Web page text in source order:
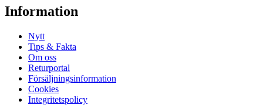
Information
Nytt
Tips & Fakta
Om oss
Returportal
Försäljningsinformation
Cookies
Integritetspolicy